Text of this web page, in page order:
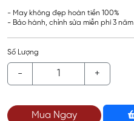
- May không đẹp hoàn tiền 100%
- Bảo hành, chỉnh sửa miễn phí 3 năm
Số Lượng
- +
Mua Ngay